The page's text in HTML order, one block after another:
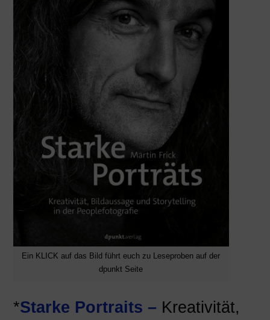
Ein KLICK auf das Bild führt euch zu Leseproben auf der
dpunkt Seite
*Starke Portraits – Kreativität,